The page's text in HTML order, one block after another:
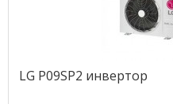
LG P09SP2 инвертoр